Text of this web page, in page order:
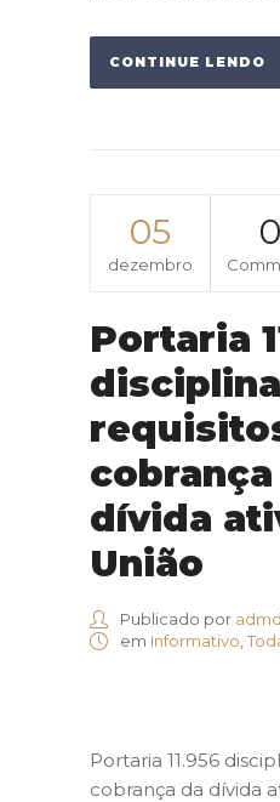
CONTINUE LENDO
05
dezembro
0
Portaria
disciplina
dívida
União
Publicado por
em Informativo
Portaria 11.956
cobrança da dívida